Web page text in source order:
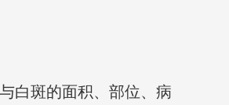
白斑的面积、部位、病